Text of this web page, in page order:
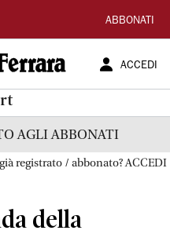
ABBONATI
ACCEDI
AGLI ABBONATI
registrato / abbonato? ACCEDI
della